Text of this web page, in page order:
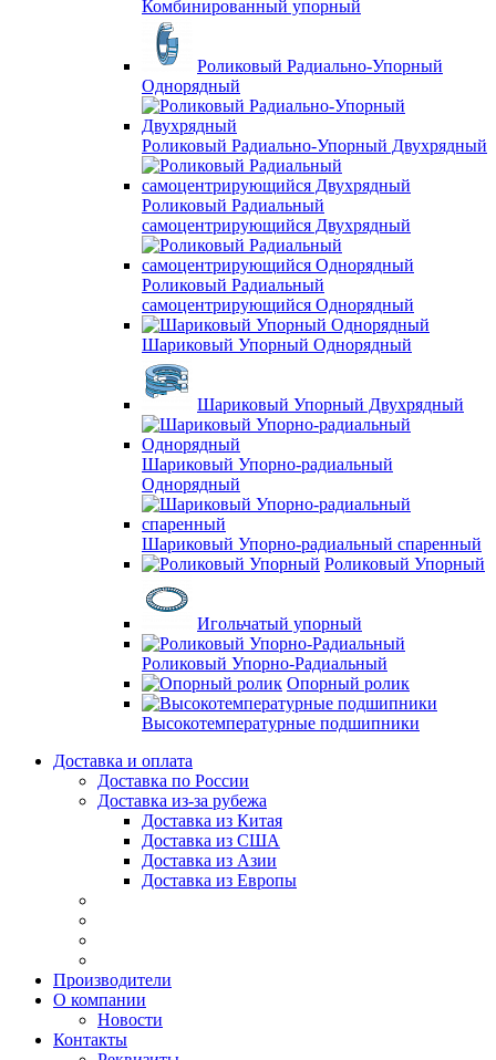
Комбинированный упорный
Роликовый Радиально-Упорный
Однорядный
Роликовый Радиально-Упорный Двухрядный
Роликовый Радиальный
самоцентрирующийся Двухрядный
Роликовый Радиальный
самоцентрирующийся Однорядный
Шариковый Упорный Однорядный
Шариковый Упорный Двухрядный
Шариковый Упорно-радиальный
Однорядный
Шариковый Упорно-радиальный спаренный
Роликовый Упорный
Игольчатый упорный
Роликовый Упорно-Радиальный
Опорный ролик
Высокотемпературные подшипники
Доставка и оплата
Доставка по России
Доставка из-за рубежа
Доставка из Китая
Доставка из США
Доставка из Азии
Доставка из Европы
Производители
О компании
Новости
Контакты